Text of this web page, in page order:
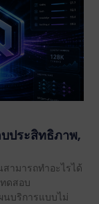
ประสิทธิภาพ,
สามารถทำอะไรได้
ดสอบ
นบริการแบบไม่